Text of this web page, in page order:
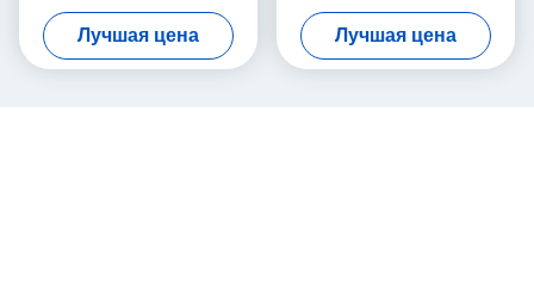
для освещать и
радиотелеграфа
Лучшая цена
телефона 35М соединение
перекрывает/фланца
Лучшая цена